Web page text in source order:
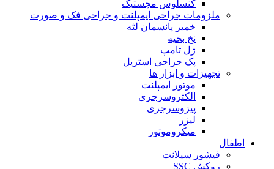
کنسلوس مچستیک
ملزومات جراحی ایمپلنت و جراحی فک و صورت
خمیر پانسمان لثه
نخ بخیه
ژل تامپ
پک جراحی استریل
تجهیزات و ابزار ها
موتور ایمپلنت
الکتروسرجری
پیزوسرجری
لیزر
میکروموتور
اطفال
فیشور سیلانت
روکش SSC